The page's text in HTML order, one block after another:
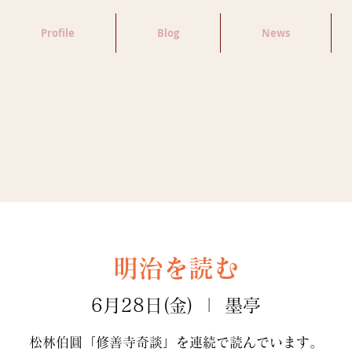
Profile Blog News
明治を読む
6月28日(金) 墨亭
松林伯圓「修善寺奇談」を連続で読んでいます。